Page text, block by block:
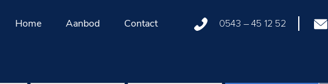
Home Aanbod Contact 0543 – 45 12 52